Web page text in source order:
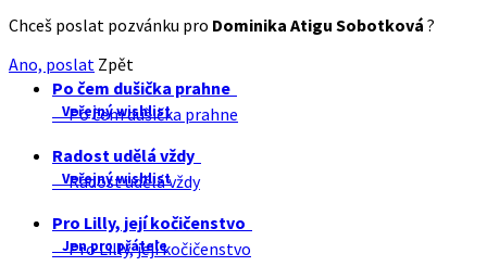
Chceš poslat pozvánku pro Dominika Atigu Sobotková ?
Ano, poslat Zpět
Po čem dušička prahne
Veřejný wishlist
Po čem dušička prahne
Radost udělá vždy
Veřejný wishlist
Radost udělá vždy
Pro Lilly, její kočičenstvo
Jen pro přátele
Pro Lilly, její kočičenstvo